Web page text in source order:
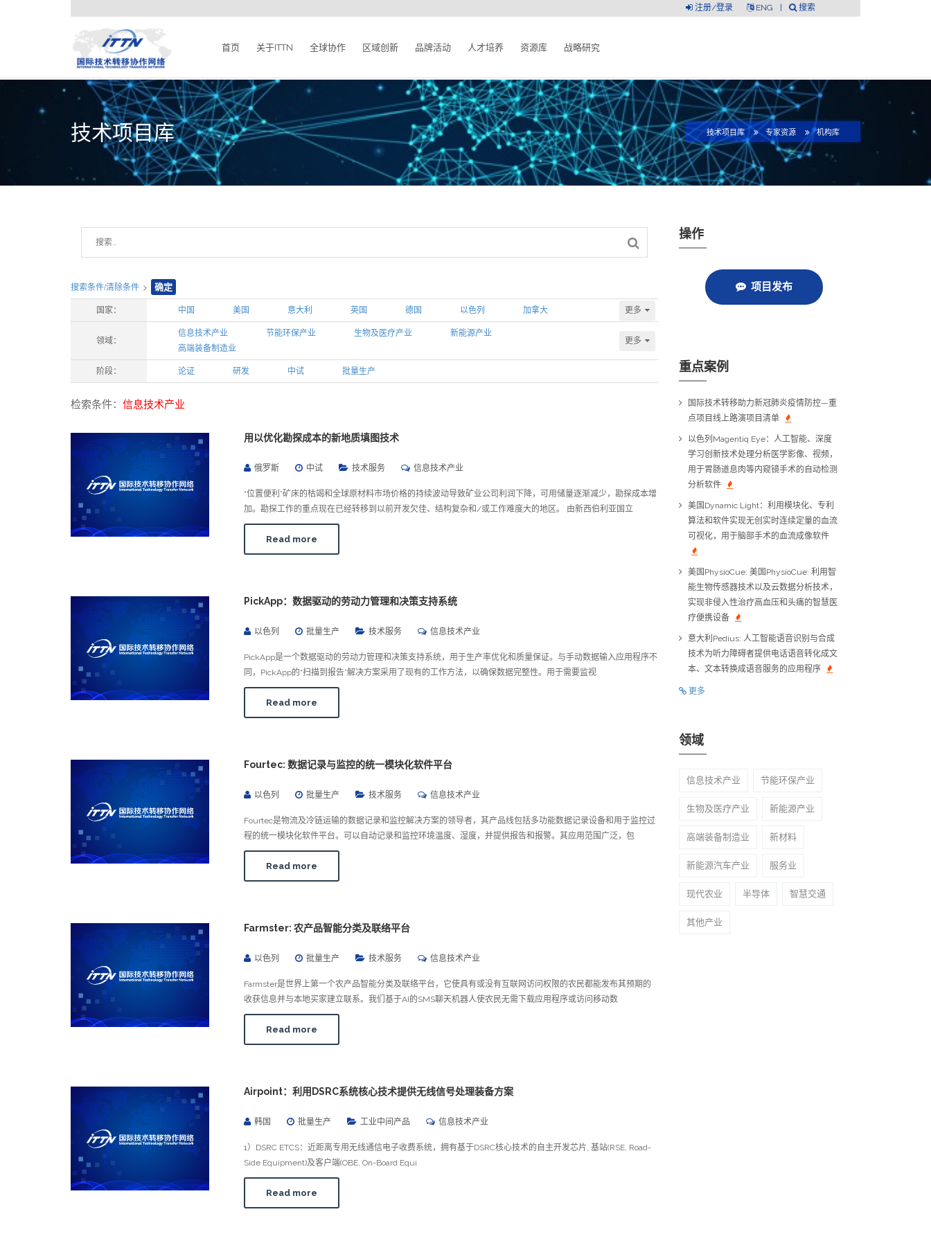
搜索
ENG
注册/登录
首页 关于ITTN 全球协作 区域创新 品牌活动 人才培养 资源库 战略研究
技术项目库 技术项目库 专家资源 机构库
搜索条件/清除条件 > 确定
国家： 中国 美国 意大利 英国 德国 以色列 加拿大 更多
领域：
信息技术产业 节能环保产业 生物及医疗产业
新能源产业
高端装备制造业
更多
阶段： 论证 研发 中试 批量生产
检索条件： 信息技术产业
用以优化勘探成本的新地质填图技术
俄罗斯 中试 技术服务 信息技术产业
“位置便利”矿床的枯竭和全球原材料市场价格的持续波动导致矿业公司利润下降，可用储量逐渐减少，勘探成本增
加。勘探工作的重点现在已经转移到以前开发欠佳、结构复杂和/或工作难度大的地区。 由新西伯利亚国立
Read more
PickApp：数据驱动的劳动力管理和决策支持系统
以色列 批量生产 技术服务 信息技术产业
PickApp是一个数据驱动的劳动力管理和决策支持系统，用于生产率优化和质量保证。与手动数据输入应用程序不
同，PickApp的“扫描到报告”解决方案采用了现有的工作方法，以确保数据完整性。用于需要监视
Read more
Fourtec: 数据记录与监控的统一模块化软件平台
以色列 批量生产 技术服务 信息技术产业
Fourtec是物流及冷链运输的数据记录和监控解决方案的领导者，其产品线包括多功能数据记录设备和用于监控过
程的统一模块化软件平台。可以自动记录和监控环境温度、湿度，并提供报告和报警。其应用范围广泛，包
Read more
Farmster: 农产品智能分类及联络平台
以色列 批量生产 技术服务 信息技术产业
Farmster是世界上第一个农产品智能分类及联络平台，它使具有或没有互联网访问权限的农民都能发布其预期的
收获信息并与本地买家建立联系。我们基于AI的SMS聊天机器人使农民无需下载应用程序或访问移动数
Read more
Airpoint：利用DSRC系统核心技术提供无线信号处理装备方案
韩国 批量生产 工业中间产品 信息技术产业
1）DSRC ETCS：近距离专用无线通信电子收费系统，拥有基于DSRC核心技术的自主开发芯片, 基站(RSE, Road-
Side Equipment)及客户端(OBE, On-Board Equi
Read more
操作
项目发布
重点案例
国际技术转移助力新冠肺炎疫情防控—重
点项目线上路演项目清单
以色列Magentiq Eye：人工智能、深度
学习创新技术处理分析医学影像、视频，
用于胃肠道息肉等内窥镜手术的自动检测
分析软件
美国Dynamic Light：利用模块化、专利
算法和软件实现无创实时连续定量的血流
可视化，用于脑部手术的血流成像软件
美国PhysioCue: 美国PhysioCue: 利用智
能生物传感器技术以及云数据分析技术，
实现非侵入性治疗高血压和头痛的智慧医
疗便携设备
意大利Pedius: 人工智能语音识别与合成
技术为听力障碍者提供电话语音转化成文
本、文本转换成语音服务的应用程序
更多
领域
信息技术产业 节能环保产业
生物及医疗产业 新能源产业
高端装备制造业 新材料
新能源汽车产业 服务业
现代农业 半导体 智慧交通
其他产业